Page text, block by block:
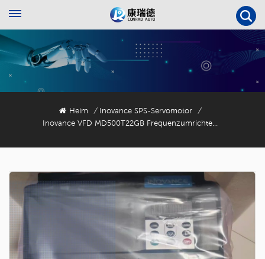
Heim / Inovance SPS-Servomotor
/
Inovance VFD MD500T22GB Frequenzumrichter Mit Offenem Oder Geschlossenem Regelkreis Für Allgemeine Anwendungen